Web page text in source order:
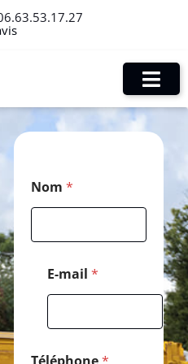
Nom *
E-mail *
é
p
h
o
n
e
T
é
l
é